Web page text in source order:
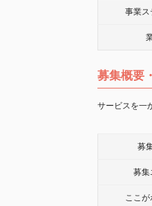
事業ス
募集概要
サービスを一
募
募集
ここが